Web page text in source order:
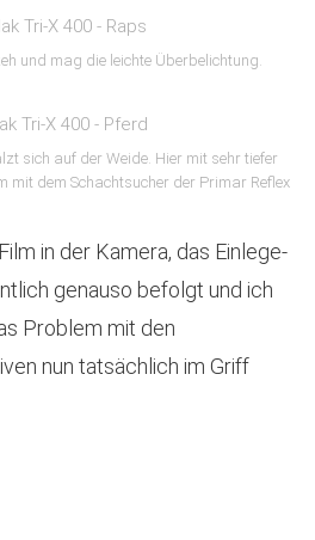
und mag die leichte Überbelichtung.
sich auf der Weide. Hier mit sehr tiefer
mit dem Schachtsucher der Primar Reflex
in der Kamera, das Einlege-
genauso befolgt und ich
Problem mit den
nun tatsächlich im Griff